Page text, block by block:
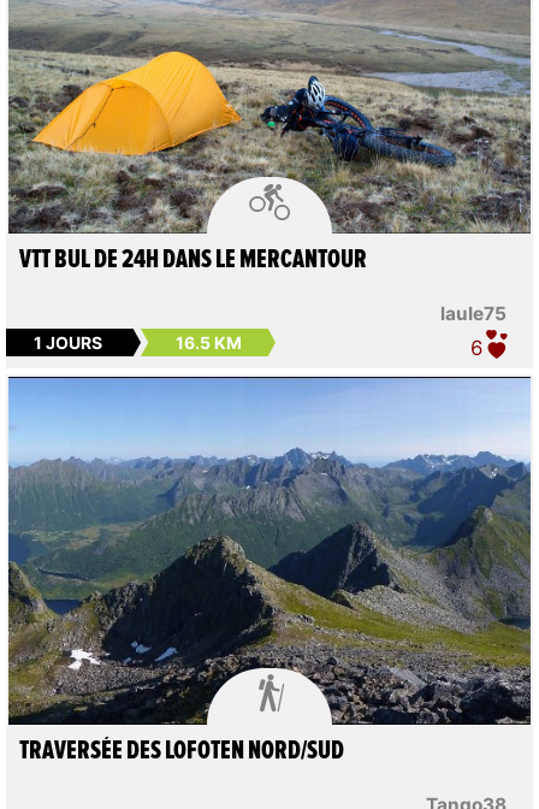

laule75
VTT BUL DE 24H DANS LE MERCANTOUR
1 JOURS 16.5 KM 6

TRAVERSÉE DES LOFOTEN NORD/SUD